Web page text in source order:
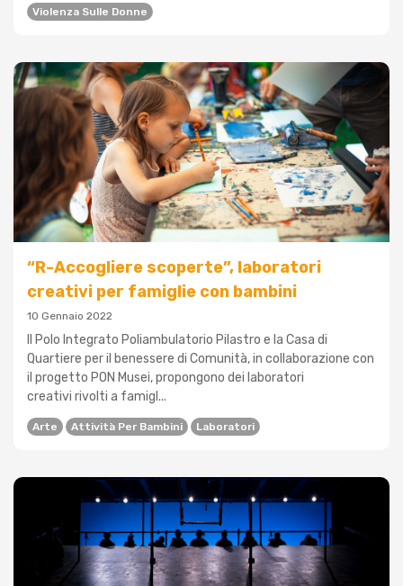
Violenza Sulle Donne
“R-Accogliere scoperte”, laboratori
creativi per famiglie con bambini
10 Gennaio 2022
Il Polo Integrato Poliambulatorio Pilastro e la Casa di
Quartiere per il benessere di Comunità, in collaborazione con
il progetto PON Musei, propongono dei laboratori
creativi rivolti a famigl...
Arte Attività Per Bambini Laboratori